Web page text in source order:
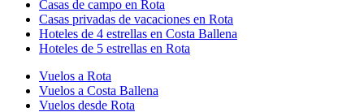
Casas de campo en Rota
Casas privadas de vacaciones en Rota
Hoteles de 4 estrellas en Costa Ballena
Hoteles de 5 estrellas en Rota
Vuelos a Rota
Vuelos a Costa Ballena
Vuelos desde Rota